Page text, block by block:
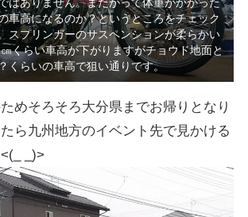
はありません。またがって体重がかかった
車高になるのか？というところをチェック
スプリンガーのサスペンションが柔らかい
くらい車高が下がりますがチョウド地面と
くらいの車高で狙い通りです。
めそろそろ大分県までお帰りとなり
ら九州地方のイベント先で見かける
_)>